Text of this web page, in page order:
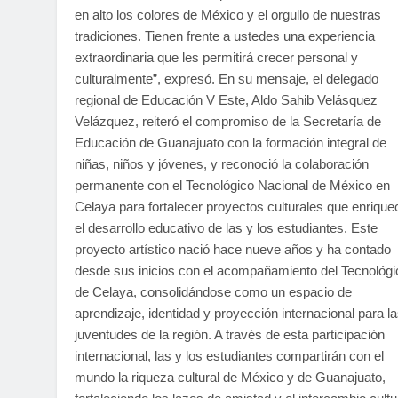
en alto los colores de México y el orgullo de nuestras
tradiciones. Tienen frente a ustedes una experiencia
extraordinaria que les permitirá crecer personal y
culturalmente”, expresó. En su mensaje, el delegado
regional de Educación V Este, Aldo Sahib Velásquez
Velázquez, reiteró el compromiso de la Secretaría de
Educación de Guanajuato con la formación integral de
niñas, niños y jóvenes, y reconoció la colaboración
permanente con el Tecnológico Nacional de México en
Celaya para fortalecer proyectos culturales que
el desarrollo educativo de las y los estudiantes. Este
proyecto artístico nació hace nueve años y ha contado
desde sus inicios con el acompañamiento del
de Celaya, consolidándose como un espacio de
aprendizaje, identidad y proyección internacional para
juventudes de la región. A través de esta participación
internacional, las y los estudiantes compartirán con el
mundo la riqueza cultural de México y de Guanajuato,